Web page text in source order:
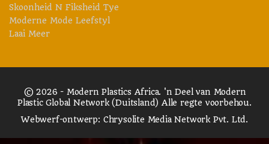
Skoonheid N Fiksheid Tye
Moderne Mode Leefstyl
Laai Meer
© 2026 - Modern Plastics Africa. 'n Deel van Modern
Plastic Global Network (Duitsland) Alle regte voorbehou.
Webwerf-ontwerp: Chrysolite Media Network Pvt. Ltd.